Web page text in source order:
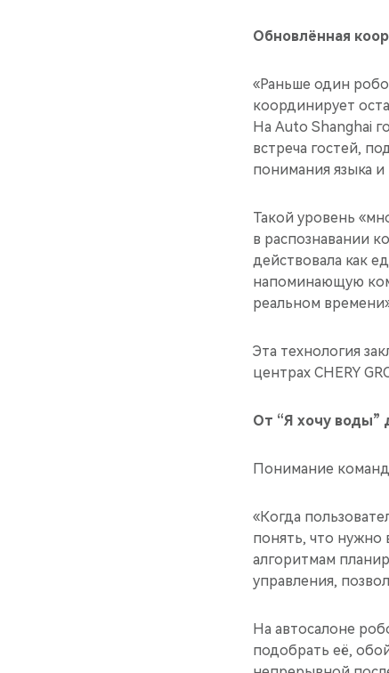
Обновлённая
«Раньше один
координирует
На Auto Shanghai
встреча гостей,
понимания языка и
Такой уровень
в распознавании
действовала как
напоминающую
реальном
Эта технология
центрах CHERY
От “Я хочу воды”
Понимание
«Когда
понять, что нужно
алгоритмам
управления,
На автосалоне
подобрать её,